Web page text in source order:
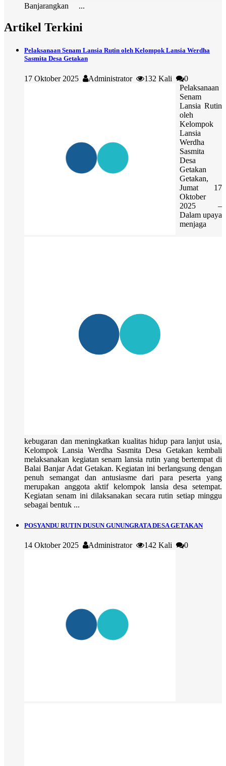
Banjarangkan ...
Artikel Terkini
Pelaksanaan Senam Lansia Rutin oleh Kelompok Lansia Werdha
Sasmita Desa Getakan
17 Oktober 2025 Administrator 132 Kali
0
Pelaksanaan
Senam
Lansia Rutin
oleh
Kelompok
Lansia
Werdha
Sasmita
Desa
Getakan
Getakan,
Jumat 17
Oktober
2025 –
Dalam upaya
menjaga
kebugaran dan meningkatkan kualitas hidup para lanjut usia,
Kelompok Lansia Werdha Sasmita Desa Getakan kembali
melaksanakan kegiatan senam lansia rutin yang bertempat di
Balai Banjar Adat Getakan. Kegiatan ini berlangsung dengan
penuh semangat dan antusiasme dari para peserta yang
merupakan anggota aktif kelompok lansia desa setempat.
Kegiatan senam ini dilaksanakan secara rutin setiap minggu
sebagai bentuk ...
POSYANDU RUTIN DUSUN GUNUNGRATA DESA GETAKAN
14 Oktober 2025 Administrator 142 Kali 0